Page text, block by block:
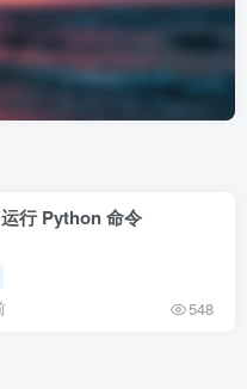
行 Python 命令
548